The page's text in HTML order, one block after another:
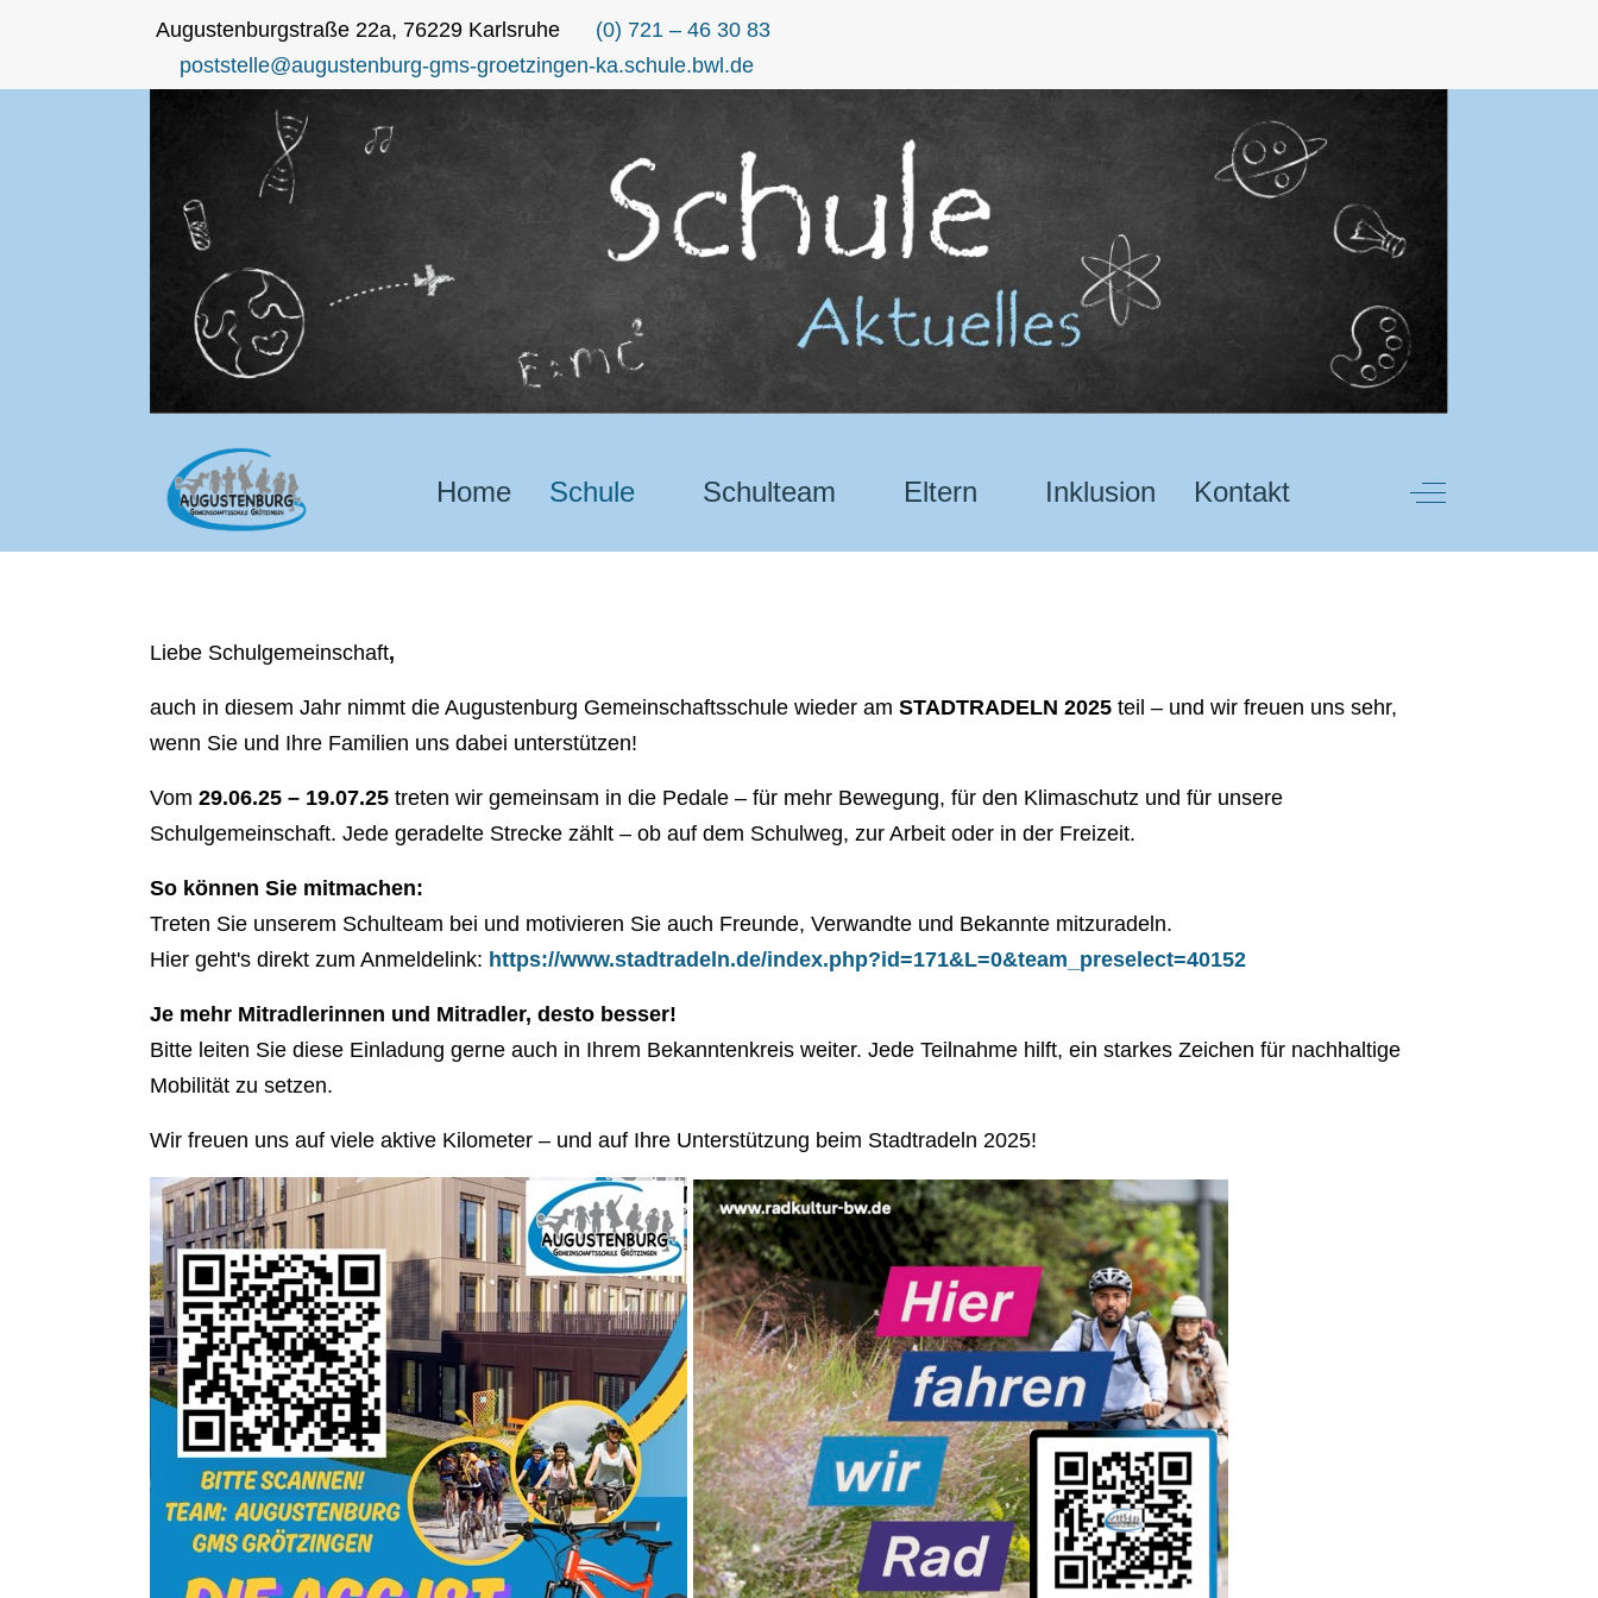
Augustenburgstraße 22a, 76229 Karlsruhe
(0) 721 – 46 30 83
poststelle@augustenburg-gms-groetzingen-ka.schule.bwl.de
Home Schule Schulteam Eltern Inklusion Kontakt Off-Canvas
Liebe Schulgemeinschaft,
auch in diesem Jahr nimmt die Augustenburg Gemeinschaftsschule wieder am STADTRADELN 2025 teil – und wir freuen uns sehr,
wenn Sie und Ihre Familien uns dabei unterstützen!
Vom 29.06.25 – 19.07.25 treten wir gemeinsam in die Pedale – für mehr Bewegung, für den Klimaschutz und für unsere
Schulgemeinschaft. Jede geradelte Strecke zählt – ob auf dem Schulweg, zur Arbeit oder in der Freizeit.
So können Sie mitmachen:
Treten Sie unserem Schulteam bei und motivieren Sie auch Freunde, Verwandte und Bekannte mitzuradeln.
Hier geht's direkt zum Anmeldelink: https://www.stadtradeln.de/index.php?id=171&L=0&team_preselect=40152
Je mehr Mitradlerinnen und Mitradler, desto besser!
Bitte leiten Sie diese Einladung gerne auch in Ihrem Bekanntenkreis weiter. Jede Teilnahme hilft, ein starkes Zeichen für nachhaltige
Mobilität zu setzen.
Wir freuen uns auf viele aktive Kilometer – und auf Ihre Unterstützung beim Stadtradeln 2025!